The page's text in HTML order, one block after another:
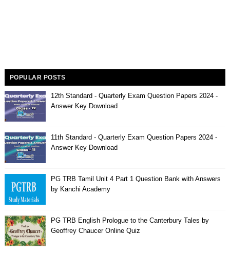
POPULAR POSTS
12th Standard - Quarterly Exam Question Papers 2024 -
Answer Key Download
11th Standard - Quarterly Exam Question Papers 2024 -
Answer Key Download
PG TRB Tamil Unit 4 Part 1 Question Bank with Answers
by Kanchi Academy
PG TRB English Prologue to the Canterbury Tales by
Geoffrey Chaucer Online Quiz